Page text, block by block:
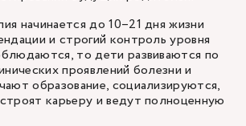
начинается до 10–21 дня жизни
и строгий контроль уровня
то дети развиваются по
проявлений болезни и
образование, социализируются,
карьеру и ведут полноценную